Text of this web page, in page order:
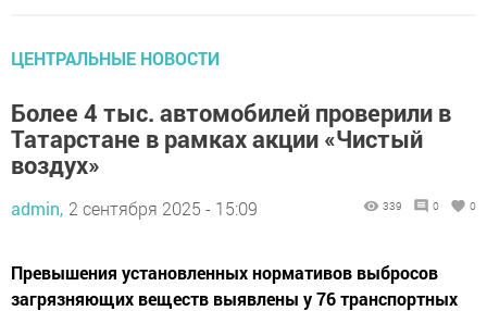
ЦЕНТРАЛЬНЫЕ НОВОСТИ
Более 4 тыс. автомобилей проверили в
Татарстане в рамках акции «Чистый
воздух»
admin, 2 сентября 2025 - 15:09 339 0 0
Превышения установленных нормативов выбросов
загрязняющих веществ выявлены у 76 транспортных